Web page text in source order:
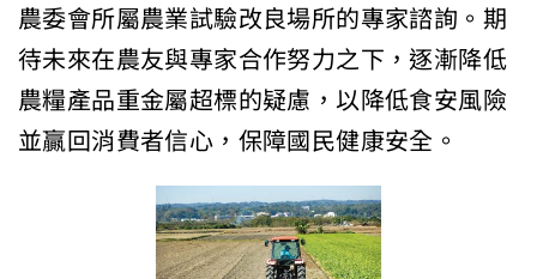
農委會所屬農業試驗改良場所的專家諮詢。期
待未來在農友與專家合作努力之下，逐漸降低
農糧產品重金屬超標的疑慮，以降低食安風險
並贏回消費者信心，保障國民健康安全。